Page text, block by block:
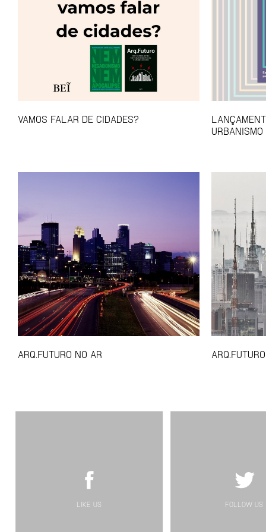
VAMOS FALAR DE CIDADES?
ARQ.FUTURO NO AR
LIKE US FOLLOW US